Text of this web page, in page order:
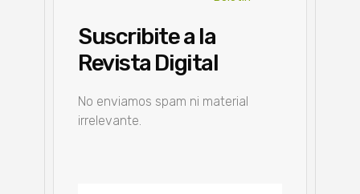
Suscribite a la
Revista Digital
No enviamos spam ni material
irrelevante.